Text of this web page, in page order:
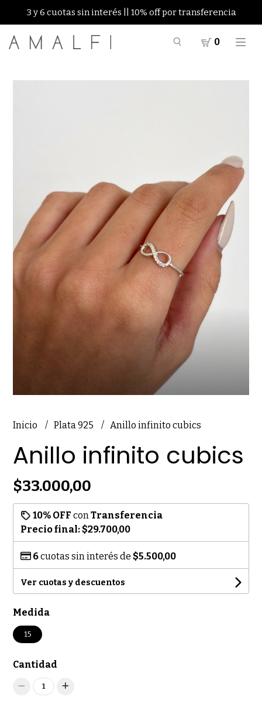
3 y 6 cuotas sin interés || 10% off por transferencia
0
Inicio Plata 925 Anillo infinito cubics
Anillo infinito cubics
$33.000,00
10% OFF conTransferencia
Precio final: $29.700,00
6cuotas sin interés de $5.500,00
Ver cuotas y descuentos
Medida
15
Cantidad
1